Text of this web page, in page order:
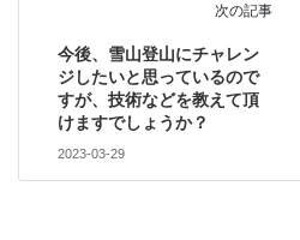
次の記事
今後、雪山登山にチャレン
ジしたいと思っているので
すが、技術などを教えて頂
けますでしょうか？
2023-03-29